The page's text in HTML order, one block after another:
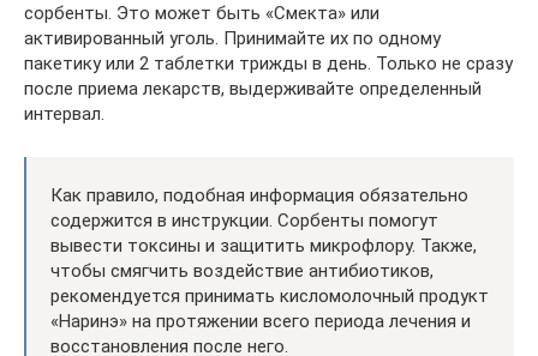
сорбенты. Это может быть «Смекта» или
активированный уголь. Принимайте их по одному
пакетику или 2 таблетки трижды в день. Только не сразу
после приема лекарств, выдерживайте определенный
интервал.
Как правило, подобная информация обязательно
содержится в инструкции. Сорбенты помогут
вывести токсины и защитить микрофлору. Также,
чтобы смягчить воздействие антибиотиков,
рекомендуется принимать кисломолочный продукт
«Наринэ» на протяжении всего периода лечения и
восстановления после него.